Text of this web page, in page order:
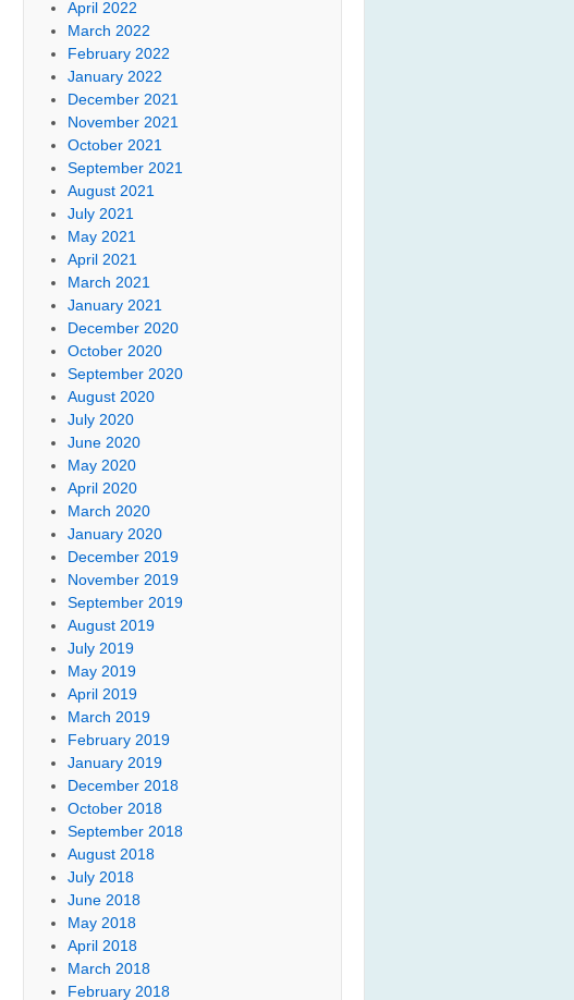
April 2022
March 2022
February 2022
January 2022
December 2021
November 2021
October 2021
September 2021
August 2021
July 2021
May 2021
April 2021
March 2021
January 2021
December 2020
October 2020
September 2020
August 2020
July 2020
June 2020
May 2020
April 2020
March 2020
January 2020
December 2019
November 2019
September 2019
August 2019
July 2019
May 2019
April 2019
March 2019
February 2019
January 2019
December 2018
October 2018
September 2018
August 2018
July 2018
June 2018
May 2018
April 2018
March 2018
February 2018